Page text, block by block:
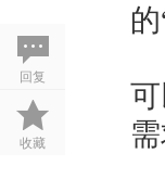
回复
收藏